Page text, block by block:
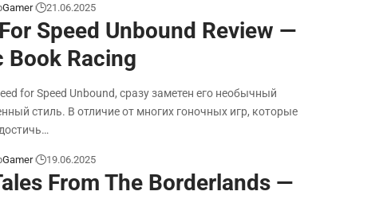
Gamer 21.06.2025
Speed Unbound Review —
Book Racing
for Speed Unbound, сразу заметен его необычный
стиль. В отличие от многих гоночных игр, которые
Gamer 19.06.2025
From The Borderlands —